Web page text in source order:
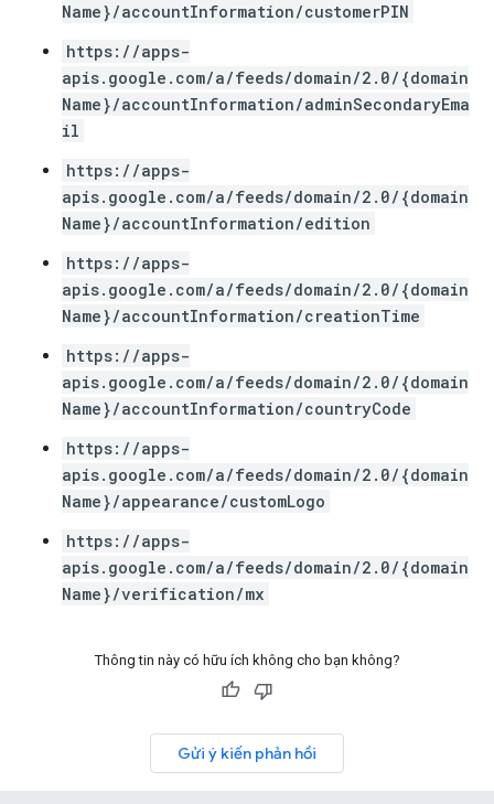
Name}/accountInformation/customerPIN
https://apps-
apis.google.com/a/feeds/domain/2.0/{domain
Name}/accountInformation/adminSecondaryEma
il
https://apps-
apis.google.com/a/feeds/domain/2.0/{domain
Name}/accountInformation/edition
https://apps-
apis.google.com/a/feeds/domain/2.0/{domain
Name}/accountInformation/creationTime
https://apps-
apis.google.com/a/feeds/domain/2.0/{domain
Name}/accountInformation/countryCode
https://apps-
apis.google.com/a/feeds/domain/2.0/{domain
Name}/appearance/customLogo
https://apps-
apis.google.com/a/feeds/domain/2.0/{domain
Name}/verification/mx
Thông tin này có hữu ích không cho bạn không?
Gửi ý kiến phản hồi